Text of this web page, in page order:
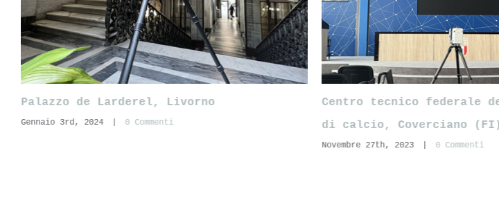
Centro tecnico federale della Nazionale
di calcio, Coverciano (FI)
Mercato del Carmine,
Luglio 7th, 2023 | 0 Commenti